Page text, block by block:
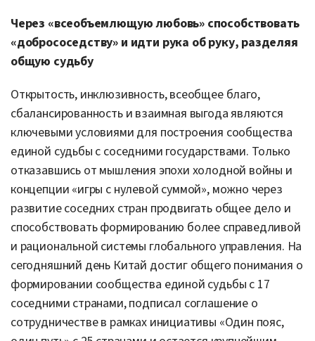
Через «всеобъемлющую любовь» способствовать
«добрососедству» и идти рука об руку, разделяя
общую судьбу
Открытость, инклюзивность, всеобщее благо,
сбалансированность и взаимная выгода являются
ключевыми условиями для построения сообщества
единой судьбы с соседними государствами. Только
отказавшись от мышления эпохи холодной войны и
концепции «игры с нулевой суммой», можно через
развитие соседних стран продвигать общее дело и
способствовать формированию более справедливой
и рациональной системы глобального управления. На
сегодняшний день Китай достиг общего понимания о
формировании сообщества единой судьбы с 17
соседними странами, подписал соглашение о
сотрудничестве в рамках инициативы «Один пояс,